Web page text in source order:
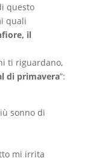
questo
quali
il
ti riguardano,
di primavera”:
sonno di
mi irrita